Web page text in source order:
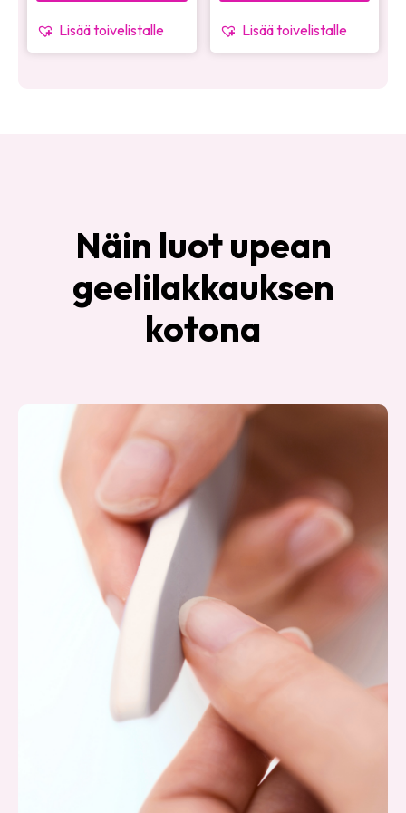
Lisää toivelistalle Lisää toivelistalle
Näin luot upean
geelilakkauksen
kotona